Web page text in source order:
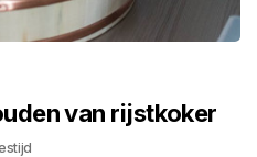
van rijstkoker